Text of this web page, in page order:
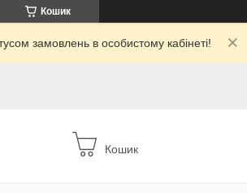
Кошик
замовлень в особистому кабінеті!
Кошик